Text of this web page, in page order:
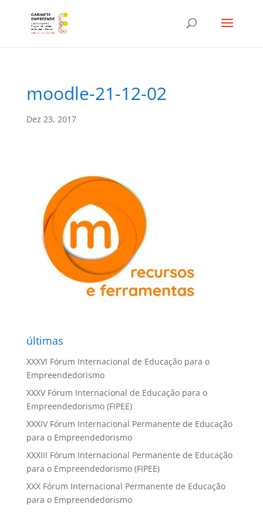
moodle-21-12-02
Dez 23, 2017
últimas
XXXVI Fórum Internacional de Educação para o
Empreendedorismo
XXXV Fórum Internacional de Educação para o
Empreendedorismo (FIPEE)
XXXIV Fórum Internacional Permanente de Educação
para o Empreendedorismo
XXXIII Fórum Internacional Permanente de Educação
para o Empreendedorismo (FIPEE)
XXX Fórum Internacional Permanente de Educação
para o Empreendedorismo